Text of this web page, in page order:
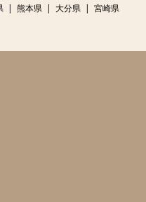
熊本県 大分県
宮崎県